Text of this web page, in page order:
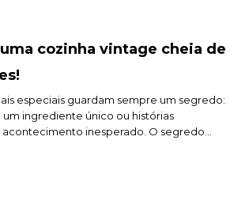
cozinha vintage cheia de
especiais guardam sempre um segredo:
ingrediente único ou histórias
inesperado. O segredo
cheia de charme e momentos felizes? É
Entre torradeiras, rádios, chaleiras,
e muito mais -, a Vintage […]